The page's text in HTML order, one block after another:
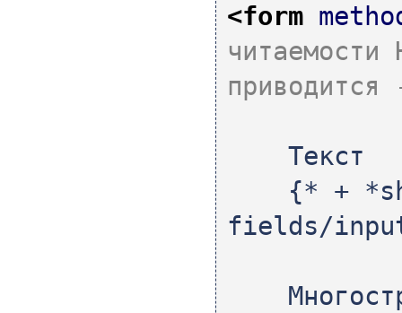
<form
читаемости
приводится
Текст
{* +
fields/